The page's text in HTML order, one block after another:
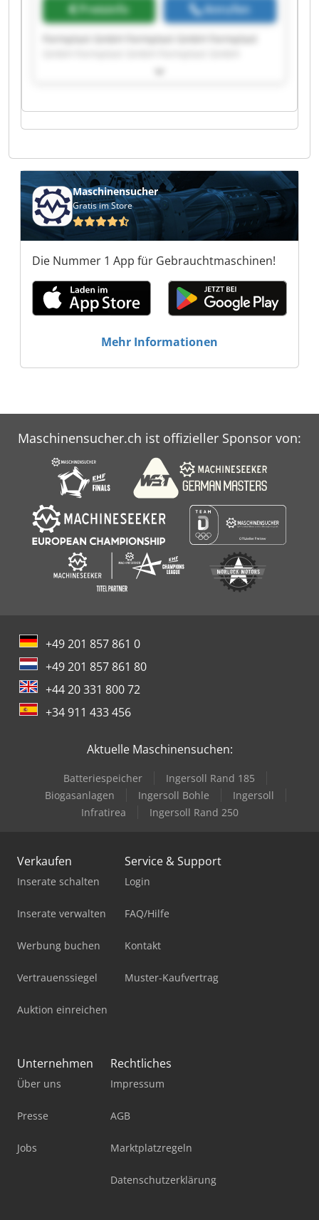
Preisinfo Anrufen
Formplast GmbH Formplast GmbH Formplast
GmbH Formplast GmbH Formplast GmbH
Formplast GmbH Formplast GmbH Formplast
Maschinensucher
Gratis im Store
Die Nummer 1 App für Gebrauchtmaschinen!
Mehr Informationen
Maschinensucher.ch ist offizieller Sponsor von:
+49 201 857 861 0
+49 201 857 861 80
+44 20 331 800 72
+34 911 433 456
Aktuelle Maschinensuchen:
Batteriespeicher
Ingersoll Rand 185
Biogasanlagen
Ingersoll Bohle
Ingersoll
Infratirea
Ingersoll Rand 250
Verkaufen
Inserate schalten
Inserate verwalten
Werbung buchen
Vertrauenssiegel
Auktion einreichen
Service & Support
Login
FAQ/Hilfe
Kontakt
Muster-Kaufvertrag
Unternehmen
Über uns
Presse
Jobs
Rechtliches
Impressum
AGB
Marktplatzregeln
Datenschutzerklärung